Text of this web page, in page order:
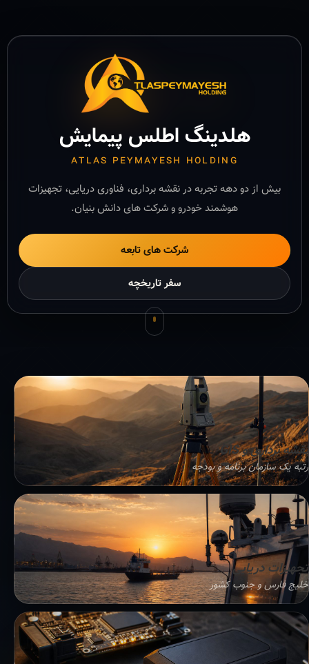
هلدینگ اطلس پیمایش
ATLAS PEYMAYESH HOLDING
بیش از دو دهه تجربه در نقشه برداری، فناوری دریایی، تجهیزات
هوشمند خودرو و شرکت های دانش بنیان.
شرکت های تابعه
سفر تاریخچه
نقشه برداری و GIS
رتبه یک سازمان برنامه و بودجه
تجهیزات دریایی
خلیج فارس و جنوب کشور